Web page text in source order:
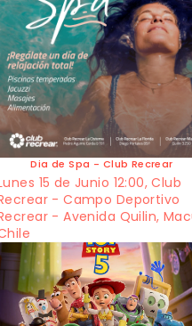
Dia de Spa - Club Recrear
15 de Junio 12:00, Club
- Campo Deportivo
- Avenida Quilin,